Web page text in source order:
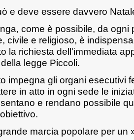
e deve essere davvero
come è possibile, da ogni
civile e religioso, è
la richiesta dell'immediata
legge Piccoli.
impegna gli organi esecutivi
in atto in ogni sede le
e rendano possibile
marcia popolare per un